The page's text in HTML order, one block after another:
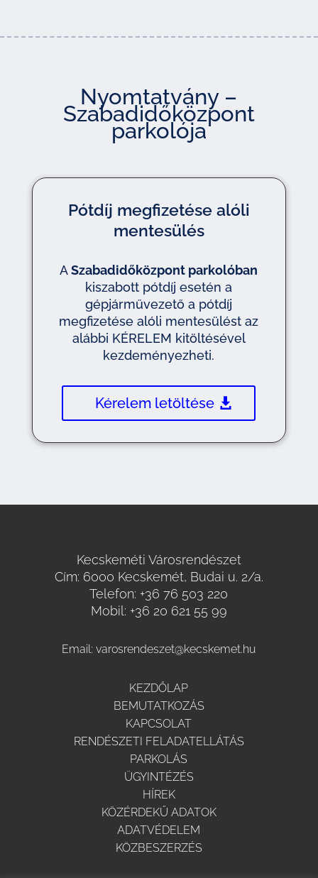
Nyomtatvány –
Szabadidőközpont
parkolója
Pótdíj megfizetése alóli
mentesülés
ASzabadidőközpont parkolóban
kiszabott pótdíj esetén a
gépjárművezető a pótdíj
megfizetése alóli mentesülést az
alábbi KÉRELEM kitöltésével
kezdeményezheti.
Kérelem letöltése
Kecskeméti Városrendészet
Cím: 6000 Kecskemét, Budai u. 2/a.
Telefon: +36 76 503 220
Mobil: +36 20 621 55 99
Email:varosrendeszet@kecskemet.hu
KEZDŐLAP
BEMUTATKOZÁS
KAPCSOLAT
RENDÉSZETI FELADATELLÁTÁS
PARKOLÁS
ÜGYINTÉZÉS
HÍREK
KÖZÉRDEKŰ ADATOK
ADATVÉDELEM
KÖZBESZERZÉS